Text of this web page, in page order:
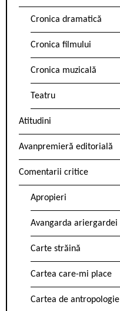
Cronica dramatică
Cronica filmului
Cronica muzicală
Teatru
Atitudini
Avanpremieră editorială
Comentarii critice
Apropieri
Avangarda ariergardei
Carte străină
Cartea care-mi place
Cartea de antropologie